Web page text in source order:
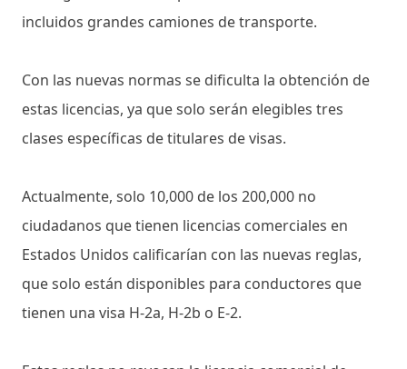
incluidos grandes camiones de transporte.
Con las nuevas normas se dificulta la obtención de
estas licencias, ya que solo serán elegibles tres
clases específicas de titulares de visas.
Actualmente, solo 10,000 de los 200,000 no
ciudadanos que tienen licencias comerciales en
Estados Unidos calificarían con las nuevas reglas,
que solo están disponibles para conductores que
tienen una visa H-2a, H-2b o E-2.